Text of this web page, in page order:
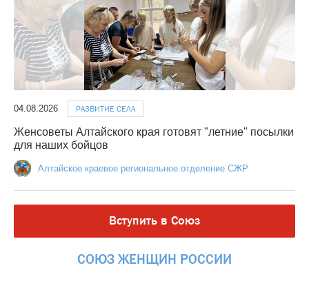
04.08.2026 РАЗВИТИЕ СЕЛА
Женсоветы Алтайского края готовят "летние" посылки
для наших бойцов
Алтайское краевое региональное отделение СЖР
Вступить в Союз
СОЮЗ ЖЕНЩИН РОССИИ